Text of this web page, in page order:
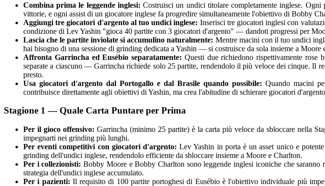
Combina prima le leggende inglesi: Costruisci un undici titolare completamente inglese.
vittorie, e ogni assist di un giocatore inglese fa progredire simultaneamente l'obiettivo di Bobby
Aggiungi tre giocatori d'argento al tuo undici inglese: Inserisci tre giocatori inglesi con
condizione di Lev Yashin "gioca 40 partite con 3 giocatori d'argento" — dandoti progressi per
Lascia che le partite inviolate si accumulino naturalmente: Mentre macini con il tuo undici
hai bisogno di una sessione di grinding dedicata a Yashin — si costruisce da sola insieme a Moore
Affronta Garrincha ed Eusébio separatamente: Questi due richiedono rispettivamente rose
separate a ciascuno — Garrincha richiede solo 25 partite, rendendolo il più veloce dei cinque.
presto.
Usa giocatori d'argento dal Portogallo e dal Brasile quando possibile: Quando macini
contribuisce direttamente agli obiettivi di Yashin, ma crea l'abitudine di schierare giocatori
Stagione 1 — Quale Carta Puntare per Prima
Per il gioco offensivo: Garrincha (minimo 25 partite) è la carta più veloce da sbloccare nella
impegnarti nei grinding più lunghi.
Per eventi competitivi con giocatori d'argento: Lev Yashin in porta è un asset unico e
grinding dell'undici inglese, rendendolo efficiente da sbloccare insieme a Moore e Charlton.
Per i collezionisti: Bobby Moore e Bobby Charlton sono leggende inglesi iconiche che
strategia dell'undici inglese accumulato.
Per i pazienti: Il requisito di 100 partite portoghesi di Eusébio è l'obiettivo individuale più